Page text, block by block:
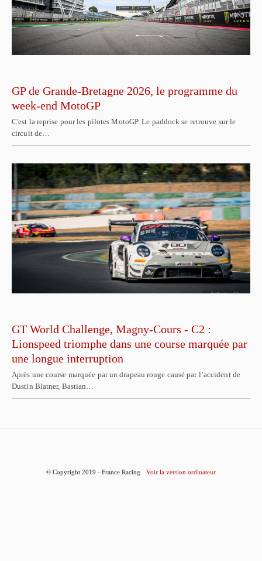
GP de Grande-Bretagne 2026, le programme du
week-end MotoGP
C'est la reprise pour les pilotes MotoGP. Le paddock se retrouve sur le
circuit de…
GT World Challenge, Magny-Cours - C2 :
Lionspeed triomphe dans une course marquée par
une longue interruption
Après une course marquée par un drapeau rouge causé par l’accident de
Dustin Blatner, Bastian…
© Copyright 2019 - France Racing Voir la version ordinateur